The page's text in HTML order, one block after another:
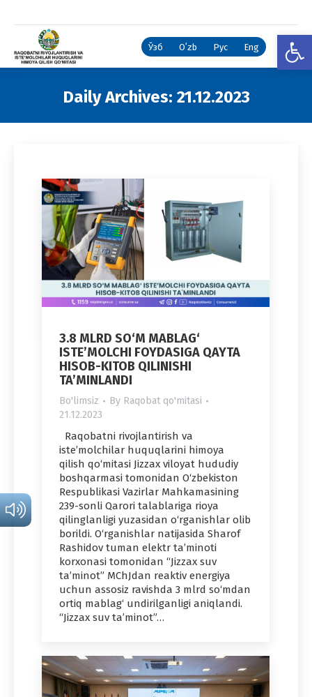
Ўзб Oʻzb Рус Eng
Daily Archives: 21.12.2023
3.8 MLRD SO‘M MABLAG‘
ISTE’MOLCHI FOYDASIGA QAYTA
HISOB-KITOB QILINISHI
TA’MINLANDI
Bo'limsiz By Raqobat qo'mitasi
21.12.2023
Raqobatni rivojlantirish va
iste’molchilar huquqlarini himoya
qilish qo‘mitasi Jizzax viloyat hududiy
boshqarmasi tomonidan O‘zbekiston
Respublikasi Vazirlar Mahkamasining
239-sonli Qarori talablariga rioya
qilinglanligi yuzasidan o‘rganishlar olib
borildi. O‘rganishlar natijasida Sharof
Rashidov tuman elektr ta’minoti
korxonasi tomonidan “Jizzax suv
ta’minot” MChJdan reaktiv energiya
uchun assosiz ravishda 3 mlrd so‘mdan
ortiq mablag‘ undirilganligi aniqlandi.
“Jizzax suv ta’minot”…